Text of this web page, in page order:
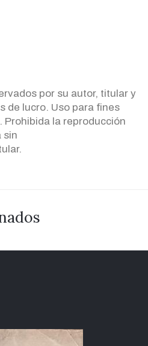
por su autor, titular y
de lucro. Uso para fines
Prohibida la reproducción
sin